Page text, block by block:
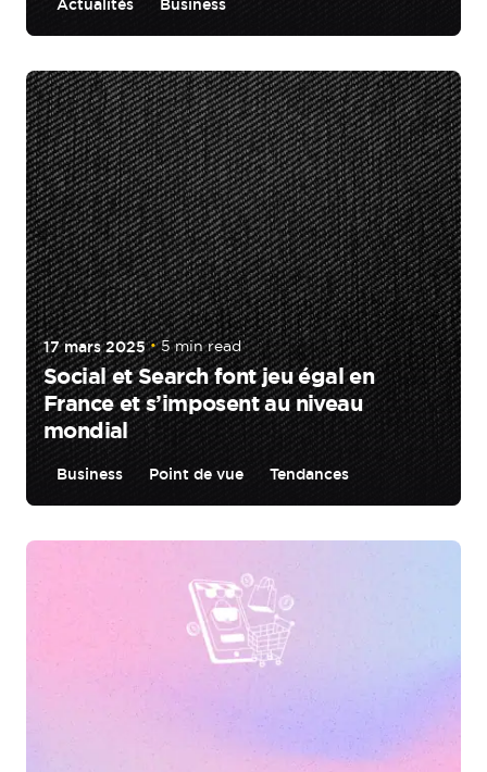
Posted by
Aurélie Morin
17 mars 2025 5 min read
Social et Search font jeu égal en
France et s’imposent au niveau
mondial
Business Point de vue Tendances